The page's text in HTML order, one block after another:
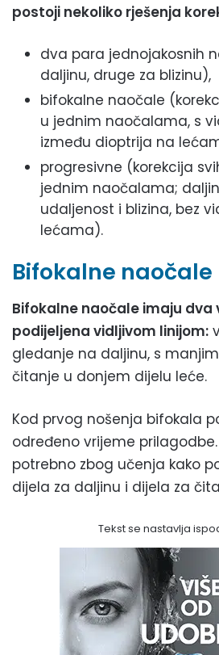
postoji nekoliko rješenja
dva para jednojakosnih
daljinu, druge za blizinu),
bifokalne naočale
u jednim naočalama, s
između dioptrija na
progresivne (korekcija
jednim naočalama;
udaljenost i blizina, bez
lećama).
Bifokalne naočale
Bifokalne naočale imaju dva
podijeljena vidljivom linijom:
gledanje na daljinu, s
čitanje u donjem dijelu leće.
Kod prvog nošenja bifokala
određeno vrijeme
potrebno zbog učenja kako
dijela za daljinu i dijela za
Tekst se nastavlja